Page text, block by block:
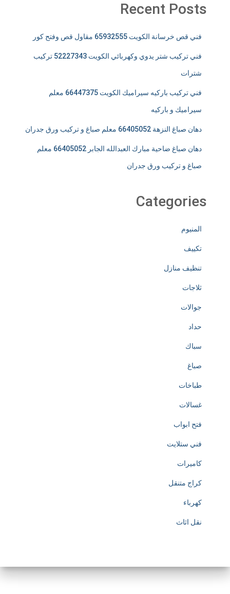
Recent Posts
فني قص خرسانة الكويت 65932555 مقاول قص وفتح كور
فني تركيب شتر يدوي وكهربائي الكويت 52227343 تركيب
شترات
فني تركيب باركيه سيراميك الكويت 66447375 معلم
سيراميك و باركيه
دهان صباغ النزهة 66405052 معلم صباغ و تركيب ورق جدران
دهان صباغ ضاحية مبارك العبدالله الجابر 66405052 معلم
صباغ و تركيب ورق جدران
Categories
المنيوم
تكييف
تنظيف منازل
ثلاجات
جوالات
حداد
سباك
صباغ
طباخات
غسالات
فتح ابواب
فني ستلايت
كاميرات
كراج متنقل
كهرباء
نقل اثاث